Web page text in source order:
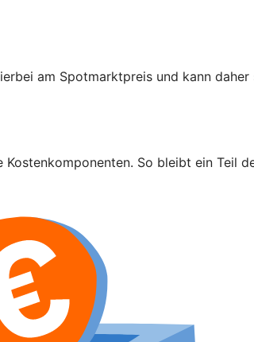
am Spotmarktpreis und kann
So bleibt ein Teil